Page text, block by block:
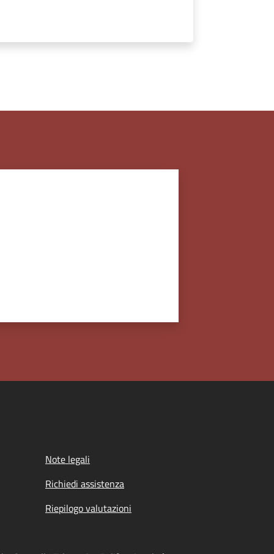
Note legali
Richiedi assistenza
Riepilogo valutazioni